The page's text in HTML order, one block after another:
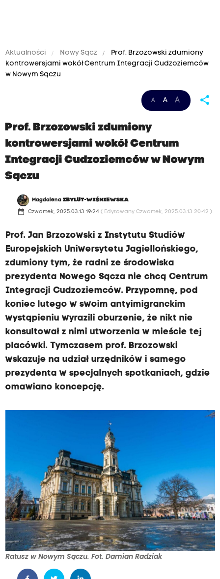
Aktualności Nowy Sącz
Prof. Brzozowski zdumiony
kontrowersjami wokół Centrum Integracji Cudzoziemców
w Nowym Sączu
A A A share
Prof. Brzozowski zdumiony
kontrowersjami wokół Centrum
Integracji Cudzoziemców w Nowym
Sączu
MagdalenaZBYLUT-WIŚNIEWSKA
date_range Czwartek, 2025.03.13 19:24 ( Edytowany Czwartek, 2025.03.13 20:42 )
Prof. Jan Brzozowski z Instytutu Studiów
Europejskich Uniwersytetu Jagiellońskiego,
zdumiony tym, że radni ze środowiska
prezydenta Nowego Sącza nie chcą Centrum
Integracji Cudzoziemców. Przypomnę, pod
koniec lutego w swoim antyimigranckim
wystąpieniu wyrazili oburzenie, że nikt nie
konsultował z nimi utworzenia w mieście tej
placówki. Tymczasem prof. Brzozowski
wskazuje na udział urzędników i samego
prezydenta w specjalnych spotkaniach, gdzie
omawiano koncepcję.
Ratusz w Nowym Sączu. Fot. Damian Radziak